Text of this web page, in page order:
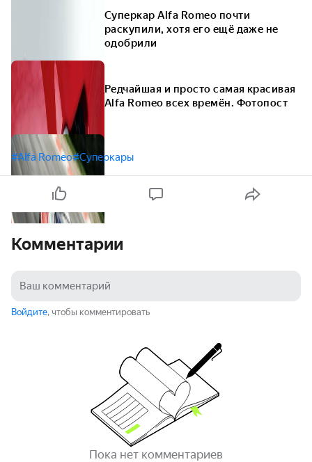
Суперкар Alfa Romeo почти
раскупили, хотя его ещё даже не
одобрили
Редчайшая и просто самая красивая
Alfa Romeo всех времён. Фотопост
#Alfa Romeo#Суперкары
Комментарии
Войдите, чтобы комментировать
Пока нет комментариев